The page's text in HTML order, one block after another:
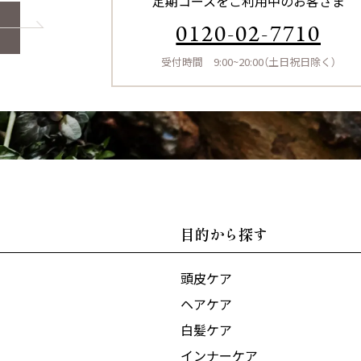
0120-02-7710
受付時間 9:00~20:00（土日祝日除く）
目的から探す
頭皮ケア
ヘアケア
白髪ケア
インナーケア